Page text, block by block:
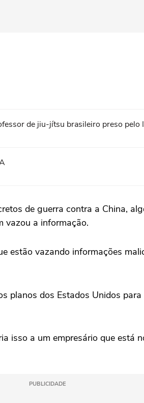
de jiu-jítsu brasileiro preso pelo
de guerra contra a China,
vazou a informação.
vazando informações
planos dos Estados Unidos
isso a um empresário que está
PUBLICIDADE